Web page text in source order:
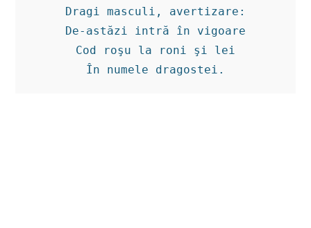
Dragi masculi, avertizare:
De-astăzi intră în vigoare
Cod roşu la roni şi lei
În numele dragostei.